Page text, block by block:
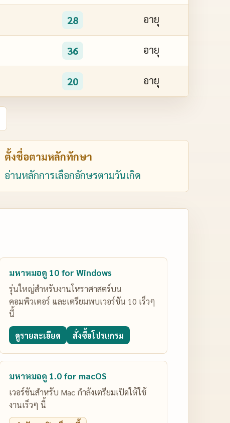
28 อายุ
36 อายุ
20 อายุ
ตั้งชื่อตามหลักทักษา
อ่านหลักการเลือกอักษรตามวันเกิด
มหาหมอดู 10 for Windows
รุ่นใหญ่สำหรับงานโหราศาสตร์บน
คอมพิวเตอร์ และเตรียมพบเวอร์ชัน 10 เร็วๆ
นี้
ดูรายละเอียด สั่งซื้อโปรแกรม
มหาหมอดู 1.0 for macOS
เวอร์ชันสำหรับ Mac กำลังเตรียมเปิดให้ใช้
งานเร็วๆ นี้